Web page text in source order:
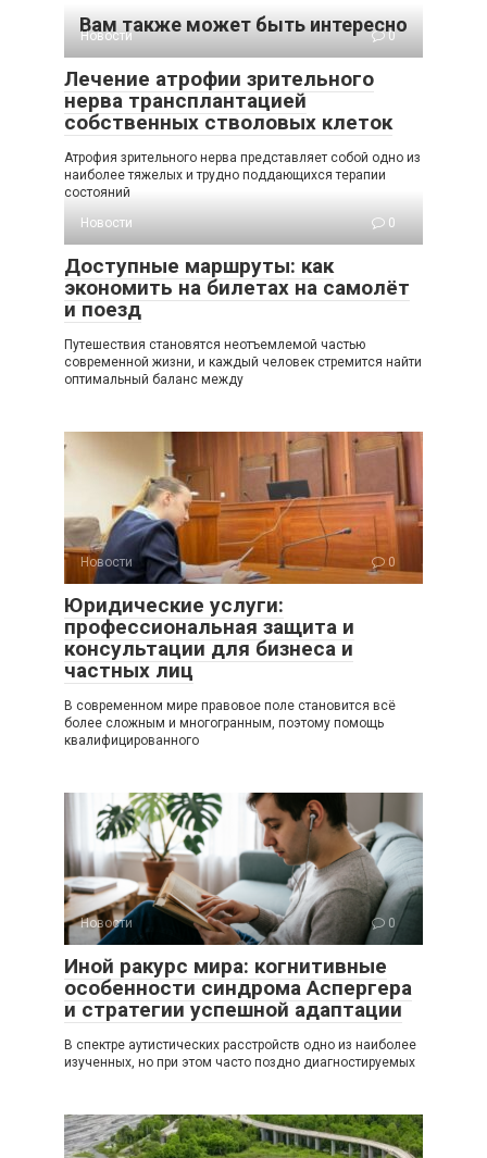
Вам также может быть интересно
Новости 0
Лечение атрофии зрительного
нерва трансплантацией
собственных стволовых клеток
Атрофия зрительного нерва представляет собой одно из
наиболее тяжелых и трудно поддающихся терапии
состояний
Новости
0
Доступные маршруты: как
экономить на билетах на самолёт
и поезд
Путешествия становятся неотъемлемой частью
современной жизни, и каждый человек стремится найти
оптимальный баланс между
Новости 0
Юридические услуги:
профессиональная защита и
консультации для бизнеса и
частных лиц
В современном мире правовое поле становится всё
более сложным и многогранным, поэтому помощь
квалифицированного
Новости 0
Иной ракурс мира: когнитивные
особенности синдрома Аспергера
и стратегии успешной адаптации
В спектре аутистических расстройств одно из наиболее
изученных, но при этом часто поздно диагностируемых